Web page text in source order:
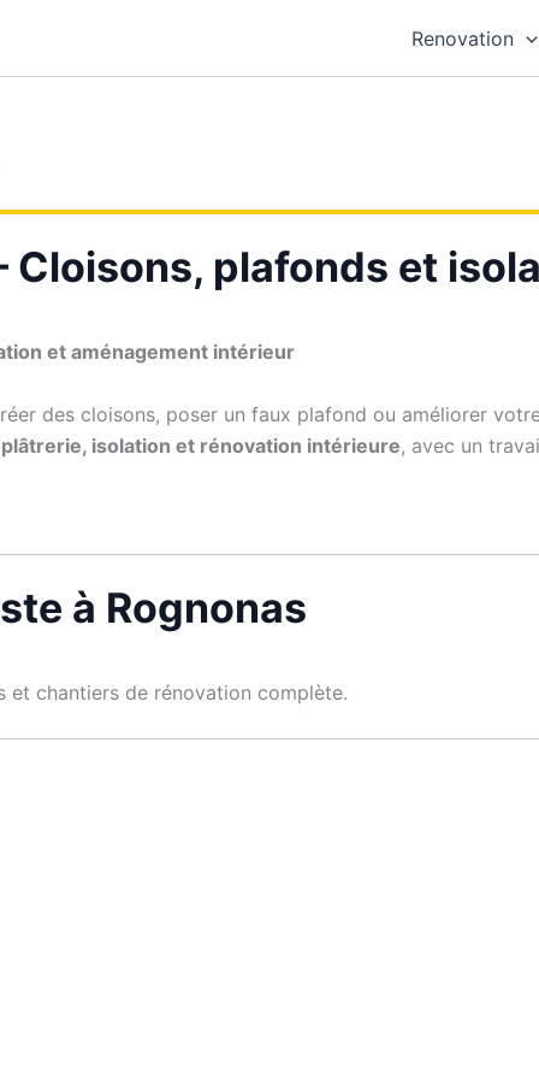
Renovation
Cloisons, plafonds et
et aménagement intérieur
des cloisons, poser un faux plafond ou améliorer
isolation et rénovation intérieure, avec un
à Rognonas
et chantiers de rénovation complète.